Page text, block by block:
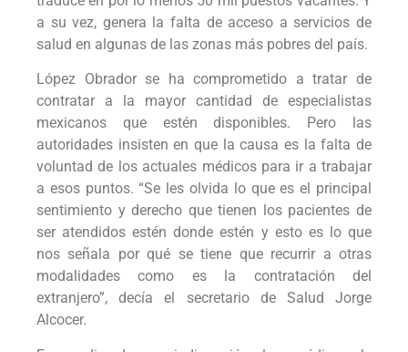
a su vez, genera la falta de acceso a servicios de
salud en algunas de las zonas más pobres del país.
López Obrador se ha comprometido a tratar de
contratar a la mayor cantidad de especialistas
mexicanos que estén disponibles. Pero las
autoridades insisten en que la causa es la falta de
voluntad de los actuales médicos para ir a trabajar
a esos puntos. “Se les olvida lo que es el principal
sentimiento y derecho que tienen los pacientes de
ser atendidos estén donde estén y esto es lo que
nos señala por qué se tiene que recurrir a otras
modalidades como es la contratación del
extranjero”, decía el secretario de Salud Jorge
Alcocer.